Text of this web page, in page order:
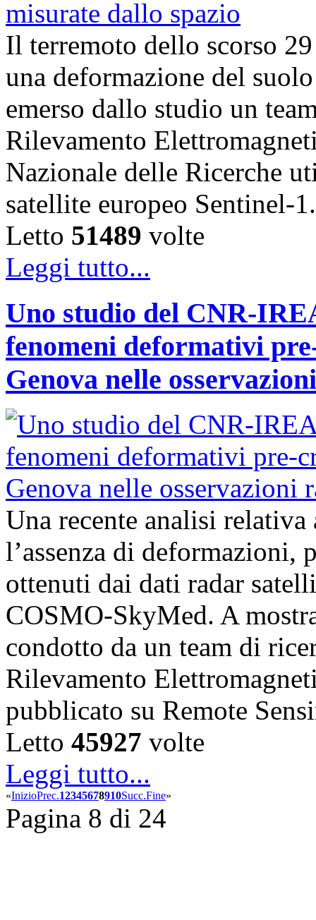
Il terremoto dello scorso
una deformazione del
emerso dallo studio un
Rilevamento
Nazionale delle Ricerche
satellite europeo
Letto 51489 volte
Leggi tutto...
Uno studio del CNR-
fenomeni deformativi
Genova nelle
Una recente analisi
l’assenza di
ottenuti dai dati radar
COSMO-SkyMed. A
condotto da un team di
Rilevamento
pubblicato su Remote
Letto 45927 volte
Leggi tutto...
«InizioPrec.12345678910Succ.Fine»
Pagina 8 di 24